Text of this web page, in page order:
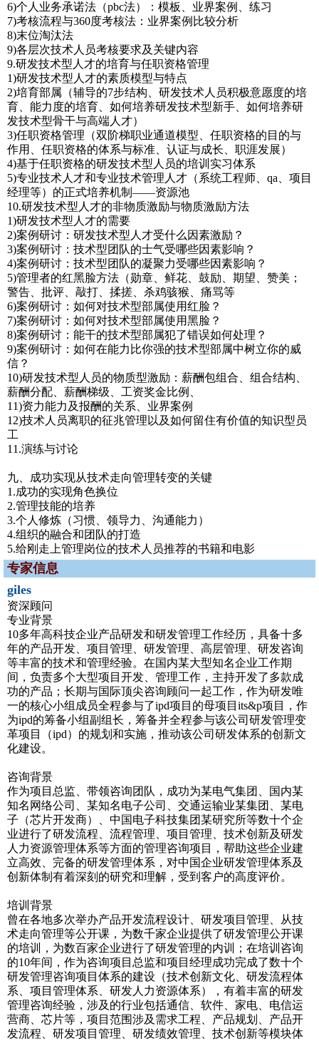
6)个人业务承诺法（pbc法）：模板、业界案例、练习
7)考核流程与360度考核法：业界案例比较分析
8)末位淘汰法
9)各层次技术人员考核要求及关键内容
9.研发技术型人才的培育与任职资格管理
1)研发技术型人才的素质模型与特点
2)培育部属（辅导的7步结构、研发技术人员积极意愿度的培
育、能力度的培育、如何培养研发技术型新手、如何培养研
发技术型骨干与高端人才）
3)任职资格管理（双阶梯职业通道模型、任职资格的目的与
作用、任职资格的体系与标准、认证与成长、职涯发展）
4)基于任职资格的研发技术型人员的培训实习体系
5)专业技术人才和专业技术管理人才（系统工程师、qa、项目
经理等）的正式培养机制——资源池
10.研发技术型人才的非物质激励与物质激励方法
1)研发技术型人才的需要
2)案例研讨：研发技术型人才受什么因素激励？
3)案例研讨：技术型团队的士气受哪些因素影响？
4)案例研讨：技术型团队的凝聚力受哪些因素影响？
5)管理者的红黑脸方法（勋章、鲜花、鼓励、期望、赞美；
警告、批评、敲打、揉搓、杀鸡骇猴、痛骂等
6)案例研讨：如何对技术型部属使用红脸？
7)案例研讨：如何对技术型部属使用黑脸？
8)案例研讨：能干的技术型部属犯了错误如何处理？
9)案例研讨：如何在能力比你强的技术型部属中树立你的威
信？
10)研发技术型人员的物质型激励：薪酬包组合、组合结构、
薪酬分配、薪酬梯级、工资奖金比例、
11)资力能力及报酬的关系、业界案例
12)技术人员离职的征兆管理以及如何留住有价值的知识型员
工
11.演练与讨论
九、成功实现从技术走向管理转变的关键
1.成功的实现角色换位
2.管理技能的培养
3.个人修炼（习惯、领导力、沟通能力）
4.组织的融合和团队的打造
5.给刚走上管理岗位的技术人员推荐的书籍和电影
专家信息
giles
资深顾问
专业背景
10多年高科技企业产品研发和研发管理工作经历，具备十多
年的产品开发、项目管理、研发管理、高层管理、研发咨询
等丰富的技术和管理经验。在国内某大型知名企业工作期
间，负责多个大型项目开发、管理工作，主持开发了多款成
功的产品；长期与国际顶尖咨询顾问一起工作，作为研发唯
一的核心小组成员全程参与了ipd项目的母项目its&p项目，作
为ipd的筹备小组副组长，筹备并全程参与该公司研发管理变
革项目（ipd）的规划和实施，推动该公司研发体系的创新文
化建设。
咨询背景
作为项目总监、带领咨询团队，成功为某电气集团、国内某
知名网络公司、某知名电子公司、交通运输业某集团、某电
子（芯片开发商）、中国电子科技集团某研究所等数十个企
业进行了研发流程、流程管理、项目管理、技术创新及研发
人力资源管理体系等方面的管理咨询项目，帮助这些企业建
立高效、完备的研发管理体系，对中国企业研发管理体系及
创新体制有着深刻的研究和理解，受到客户的高度评价。
培训背景
曾在各地多次举办产品开发流程设计、研发项目管理、从技
术走向管理等公开课，为数千家企业提供了研发管理公开课
的培训，为数百家企业进行了研发管理的内训；在培训咨询
的10年间，作为咨询项目总监和项目经理成功完成了数十个
研发管理咨询项目体系的建设（技术创新文化、研发流程体
系、项目管理体系、研发人力资源体系），有着丰富的研发
管理咨询经验，涉及的行业包括通信、软件、家电、电信运
营商、芯片等，项目范围涉及需求工程、产品规划、产品开
发流程、研发项目管理、研发绩效管理、技术创新等模块体